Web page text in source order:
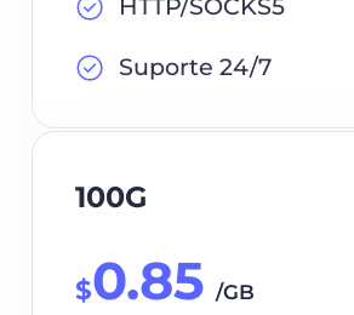
HTTP/SOCKS5
Suporte 24/7
100G
$0.85 /GB